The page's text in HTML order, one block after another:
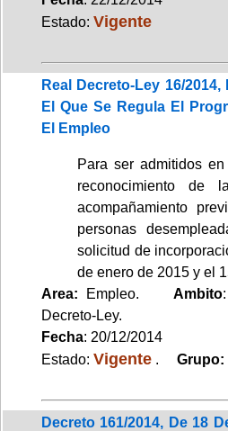
Estado: Vigente
Real Decreto-Ley 16/
El Que Se Regula El
El Empleo
Para ser admitidos
reconocimiento de
acompañamiento
personas
solicitud de
de enero de 2015 y el
Area: Empleo. Ambito
Decreto-Ley.
Fecha: 20/12/2014
Estado: Vigente . Grupo:
Decreto 161/2014, De 18